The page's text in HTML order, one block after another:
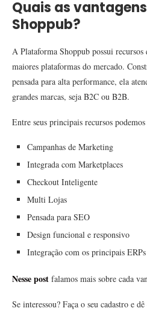
Quais as
Shoppub?
A Plataforma Shoppub possui
maiores plataformas do mercado.
pensada para alta performance, ela
grandes marcas, seja B2C ou B2B.
Entre seus principais recursos podemos
Campanhas de Marketing
Integrada com Marketplaces
Checkout Inteligente
Multi Lojas
Pensada para SEO
Design funcional e responsivo
Integração com os principais
Nesse post falamos mais sobre cada
Se interessou? Faça o seu cadastro e